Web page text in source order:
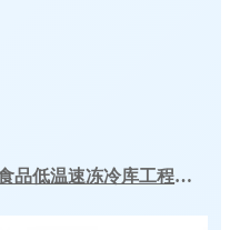
湖北宜昌远华食品1500m³肉类食品低温速冻冷库工程方案